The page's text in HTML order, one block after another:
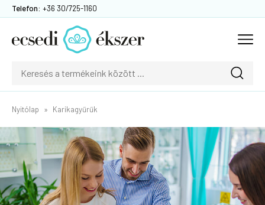
Telefon: +36 30/725-1160
Nyitólap Karikagyűrűk